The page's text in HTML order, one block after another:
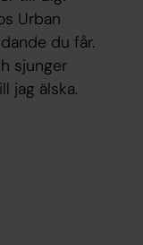
Urban
du får.
sjunger
jag älska.